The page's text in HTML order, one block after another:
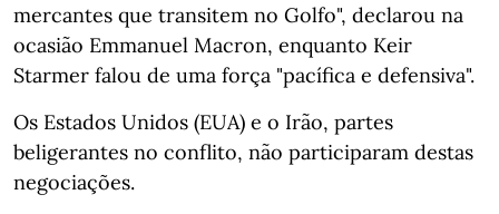
mercantes que transitem no Golfo", declarou na
ocasião Emmanuel Macron, enquanto Keir
Starmer falou de uma força "pacífica e defensiva".
Os Estados Unidos (EUA) e o Irão, partes
beligerantes no conflito, não participaram destas
negociações.